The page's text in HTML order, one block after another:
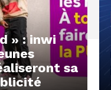
» : inwi
sa